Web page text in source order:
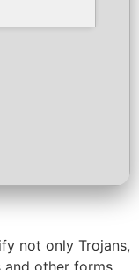
not only Trojans,
and other forms